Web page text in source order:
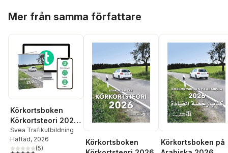
Mer från samma författare
Körkortsboken
Körkortsteori 2026
(bok + digitalt
teoripaket med
körkortsfrågor,
Svea Trafikutbildning
Häftad, 2026
(5)
Körkortsboken
Körkortsboken på